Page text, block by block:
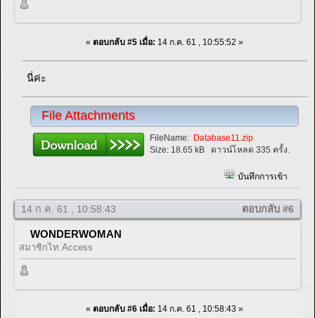
« ตอบกลับ #5 เมื่อ: 14 ก.ค. 61 , 10:55:52 »
นี่ค่ะ
File Attachments
FileName: Database11.zip
Size: 18.65 kB ดาวน์โหลด 335 ครั้ง.
บันทึกการเข้า
14 ก.ค. 61 , 10:58:43 ตอบกลับ #6
WONDERWOMAN
สมาชิกไท.Access
« ตอบกลับ #6 เมื่อ: 14 ก.ค. 61 , 10:58:43 »